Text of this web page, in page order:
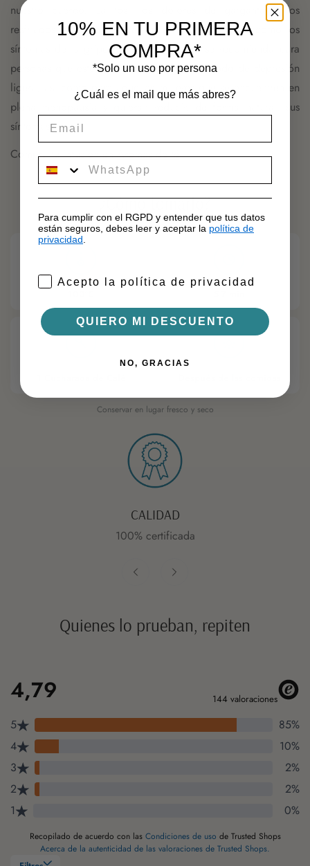
nuestro cuerpo. La tos, los dolores de garganta y los
resfriados, también mejoran gracias al regalíz, así como los
síntomas de la gripe. Del mismo modo, se recomienda para
personas que estén pasando por algún periodo de depresión
ligera, así como para aquellas mujeres que se encuentren en
plena menopausia y quieran reducir, de forma natural, sus
síntomas.
Compra tu infusión enAromas de té.
¿Cómo tomarlo?
TEMPERATURA TIEMPO
Conservar en lugar fresco y seco
CALIDAD
100% certificada
Quienes lo prueban, repiten
10% EN TU PRIMERA
COMPRA*
*Solo un uso por persona
¿Cuál es el mail que más abres?
Para cumplir con el RGPD y entender que tus datos
están seguros, debes leer y aceptar la política de
privacidad.
Acepto la política de privacidad
QUIERO MI DESCUENTO
NO, GRACIAS